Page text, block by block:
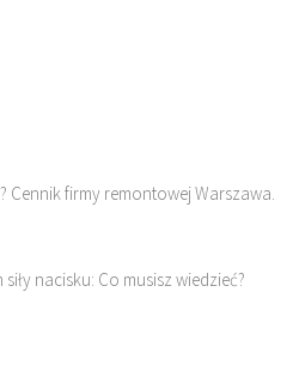
Cennik firmy remontowej Warszawa.
nacisku: Co musisz wiedzieć?